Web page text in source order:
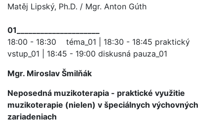
Matěj Lipský, Ph.D. / Mgr. Anton Gúth
01_____________________
18:00 - 18:30 téma_01 | 18:30 - 18:45 praktický
vstup_01 | 18:45 - 19:00 diskusná pauza_01
Mgr. Miroslav Šmilňák
Neposedná muzikoterapia - praktické využitie
muzikoterapie (nielen) v špeciálnych výchovných
zariadeniach